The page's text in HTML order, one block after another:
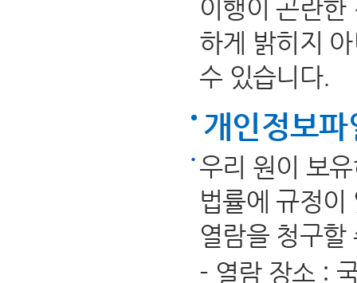
이행이 곤란한
하게 밝히지
수 있습니다.
개인정보
우리 원이 보유
법률에 규정
열람을 청구할
- 열람 장소 :